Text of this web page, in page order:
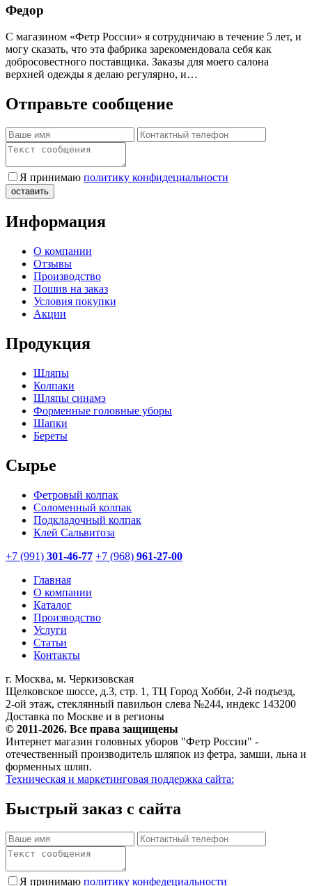
Федор
С магазином «Фетр России» я сотрудничаю в течение 5 лет, и
могу сказать, что эта фабрика зарекомендовала себя как
добросовестного поставщика. Заказы для моего салона
верхней одежды я делаю регулярно, и…
Отправьте сообщение
Я принимаю политику конфидециальности
Информация
О компании
Отзывы
Производство
Пошив на заказ
Условия покупки
Акции
Продукция
Шляпы
Колпаки
Шляпы синамэ
Форменные головные уборы
Шапки
Береты
Сырье
Фетровый колпак
Соломенный колпак
Подкладочный колпак
Клей Сальвитоза
+7 (991) 301-46-77 +7 (968) 961-27-00
Главная
О компании
Каталог
Производство
Услуги
Статьи
Контакты
г. Москва, м. Черкизовская
Щелковское шоссе, д.3, стр. 1, ТЦ Город Хобби, 2-й подъезд,
2-ой этаж, стеклянный павильон слева №244, индекс 143200
Доставка по Москве и в регионы
© 2011-2026. Все права защищены
Интернет магазин головных уборов "Фетр России" -
отечественный производитель шляпок из фетра, замши, льна и
форменных шляп.
Техническая и маркетинговая поддержка сайта:
Быстрый заказ с сайта
Я принимаю политику конфедециальности